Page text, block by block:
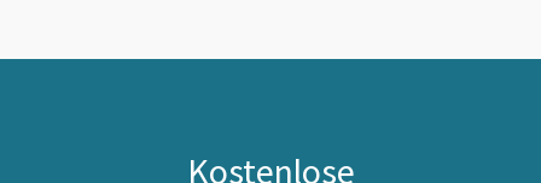
Kostenlose